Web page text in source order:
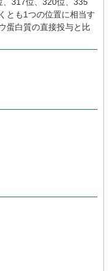
とも1つの位置に相当す
蛋白質の直接投与と比